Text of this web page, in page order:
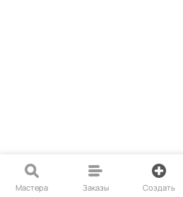
Мастера Заказы Создать